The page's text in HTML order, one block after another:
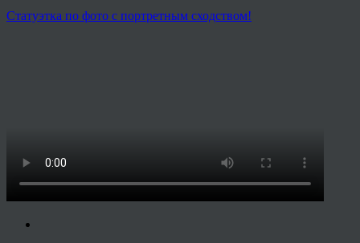
Статуэтка по фото с портретным сходством!